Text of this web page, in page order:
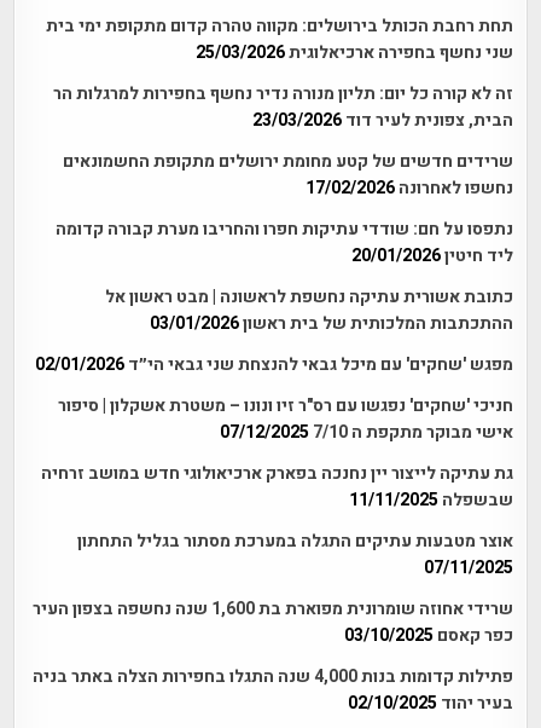
תחת רחבת הכותל בירושלים: מקווה טהרה קדום מתקופת ימי בית
שני נחשף בחפירה ארכיאלוגית25/03/2026
זה לא קורה כל יום: תליון מנורה נדיר נחשף בחפירות למרגלות הר
הבית, צפונית לעיר דוד 23/03/2026
שרידים חדשים של קטע מחומת ירושלים מתקופת החשמונאים
נחשפו לאחרונה 17/02/2026
נתפסו על חם: שודדי עתיקות חפרו והחריבו מערת קבורה קדומה
ליד חיטין20/01/2026
כתובת אשורית עתיקה נחשפת לראשונה | מבט ראשון אל
ההתכתבות המלכותית של בית ראשון03/01/2026
מפגש 'שחקים' עם מיכל גבאי להנצחת שני גבאי הי״ד 02/01/2026
חניכי 'שחקים' נפגשו עם רס"ר זיו ונונו – משטרת אשקלון | סיפור
אישי מבוקר מתקפת ה 7/10
07/12/2025
גת עתיקה לייצור יין נחנכה בפארק ארכיאולוגי חדש במושב זרחיה
שבשפלה 11/11/2025
אוצר מטבעות עתיקים התגלה במערכת מסתור בגליל התחתון
07/11/2025
שרידי אחוזה שומרונית מפוארת בת 1,600 שנה נחשפה בצפון העיר
כפר קאסם 03/10/2025
פתילות קדומות בנות 4,000 שנה התגלו בחפירות הצלה באתר בניה
בעיר יהוד 02/10/2025